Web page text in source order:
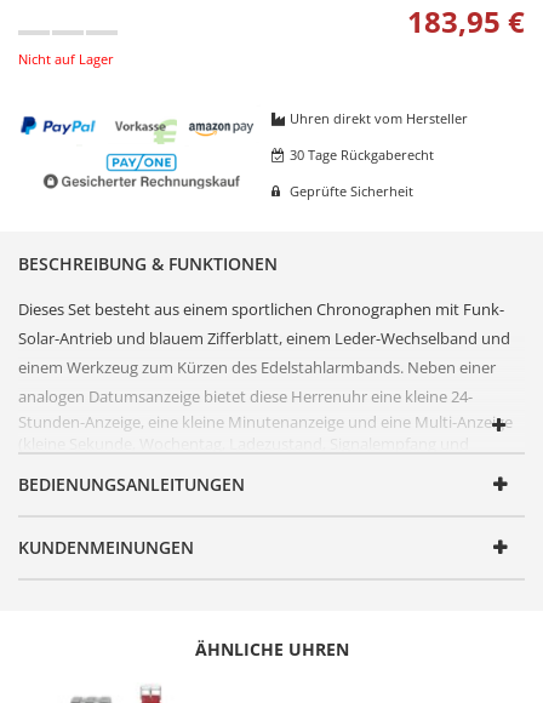
183,95 €
Nicht auf Lager
Uhren direkt vom Hersteller
30 Tage Rückgaberecht
Geprüfte Sicherheit
BESCHREIBUNG & FUNKTIONEN
Dieses Set besteht aus einem sportlichen Chronographen mit Funk-
Solar-Antrieb und blauem Zifferblatt, einem Leder-Wechselband und
einem Werkzeug zum Kürzen des Edelstahlarmbands. Neben einer
analogen Datumsanzeige bietet diese Herrenuhr eine kleine 24-
Stunden-Anzeige, eine kleine Minutenanzeige und eine Multi-Anzeige
Solarantriebs ist kein Batteriewechsel mehr erforderlich, zudem zeigt
die Uhr stets die funkgenaue Uhrzeit an.
FUNKTIONEN
Herren
BEDIENUNGSANLEITUNGEN
KUNDENMEINUNGEN
ÄHNLICHE UHREN